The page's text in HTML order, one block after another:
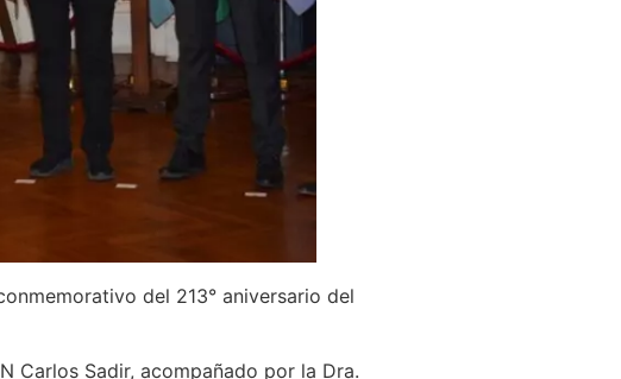
del 213° aniversario del
Carlos Sadir, acompañado por la Dra.